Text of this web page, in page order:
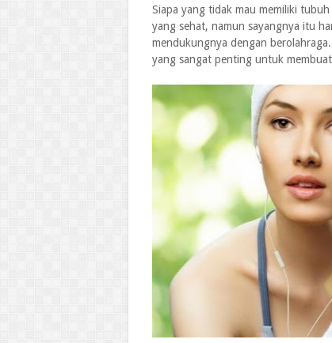
Siapa yang tidak mau memiliki
yang sehat, namun sayangnya itu
mendukungnya dengan
yang sangat penting untuk